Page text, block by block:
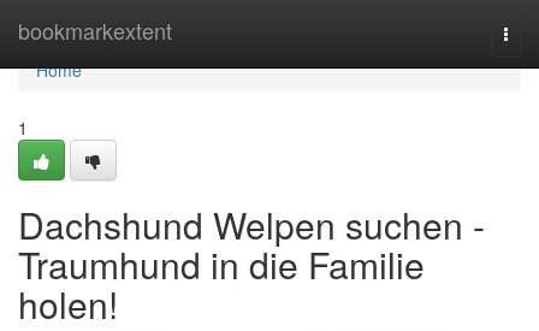
bookmarkextent
Home
Home
1
Dachshund Welpen suchen -
Traumhund in die Familie
holen!